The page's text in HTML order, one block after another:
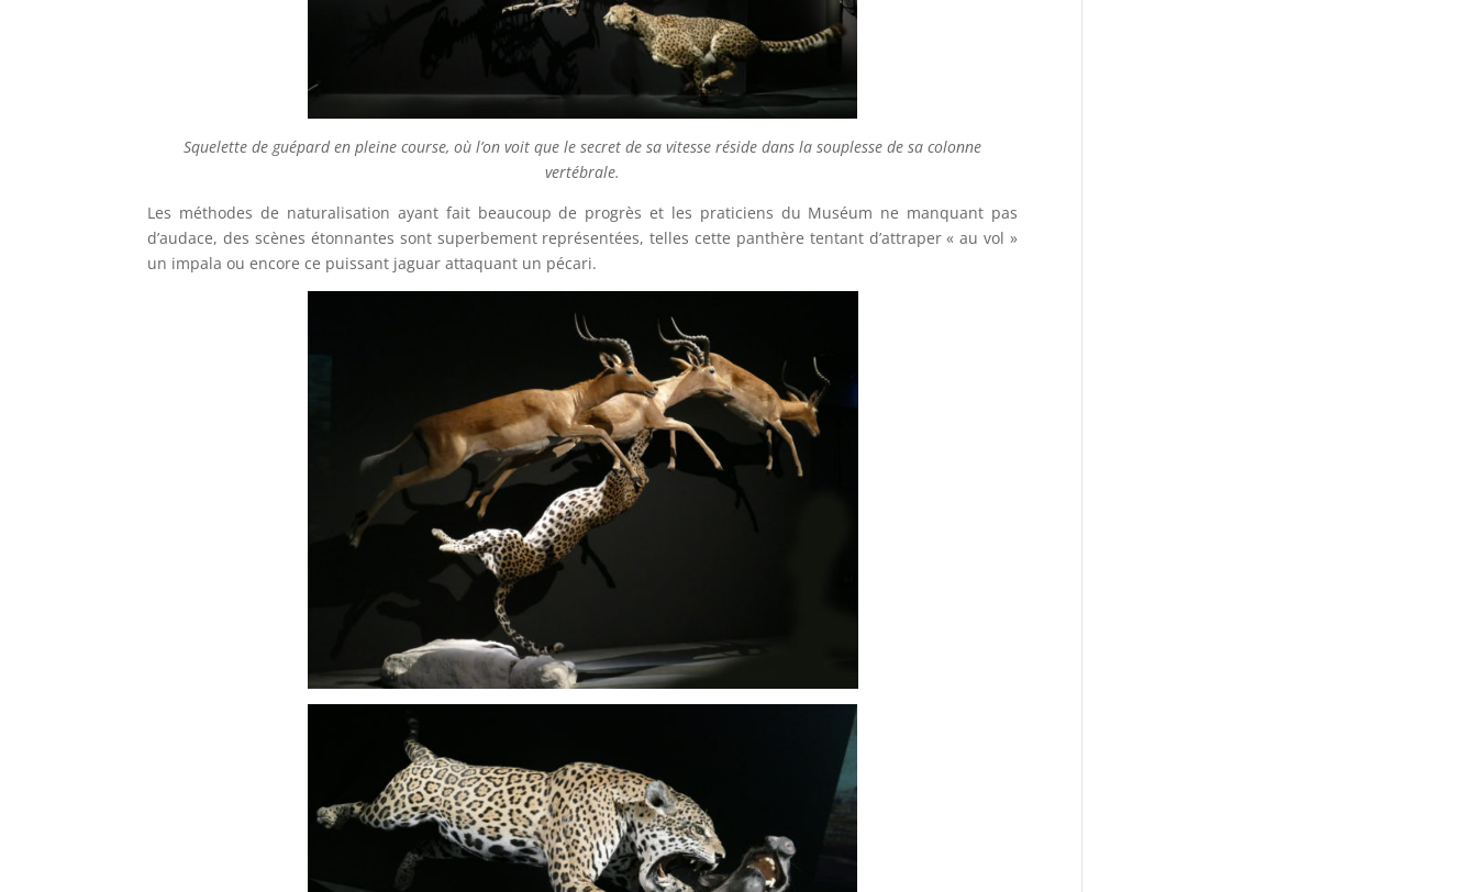
Squelette de guépard en pleine course, où l’on voit que le secret de sa vitesse réside dans la souplesse de sa colonne
vertébrale.
Les méthodes de naturalisation ayant fait beaucoup de progrès et les praticiens du Muséum ne manquant pas
d’audace, des scènes étonnantes sont superbement représentées, telles cette panthère tentant d’attraper « au vol »
un impala ou encore ce puissant jaguar attaquant un pécari.